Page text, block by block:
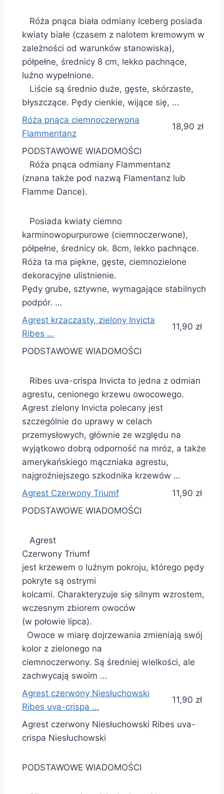
Róża pnąca biała odmiany Iceberg posiada
kwiaty białe (czasem z nalotem kremowym w
zależności od warunków stanowiska),
półpełne, średnicy 8 cm, lekko pachnące,
luźno wypełnione.
Liście są średnio duże, gęste, skórzaste,
błyszczące. Pędy cienkie, wijące się, …
Róża pnąca ciemnoczerwona
Flammentanz
18,90 zł
PODSTAWOWE WIADOMOŚCI
Róża pnąca odmiany Flammentanz
(znana także pod nazwą Flamentanz lub
Flamme Dance).
Posiada kwiaty ciemno
karminowopurpurowe (ciemnoczerwone),
półpełne, średnicy ok. 8cm, lekko pachnące.
Róża ta ma piękne, gęste, ciemnozielone
dekoracyjne ulistnienie.
Pędy grube, sztywne, wymagające stabilnych
podpór. …
Agrest krzaczasty, zielony Invicta
Ribes …
11,90 zł
PODSTAWOWE WIADOMOŚCI
Ribes uva-crispa Invicta to jedna z odmian
agrestu, cenionego krzewu owocowego.
Agrest zielony Invicta polecany jest
szczególnie do uprawy w celach
przemysłowych, głównie ze względu na
wyjątkowo dobrą odporność na mróz, a także
amerykańskiego mączniaka agrestu,
najgroźniejszego szkodnika krzewów …
Agrest Czerwony Triumf
11,90 zł
PODSTAWOWE WIADOMOŚCI
Agrest
Czerwony Triumf
jest krzewem o luźnym pokroju, którego pędy
pokryte są ostrymi
kolcami. Charakteryzuje się silnym wzrostem,
wczesnym zbiorem owoców
(w połowie lipca).
Owoce w miarę dojrzewania zmieniają swój
kolor z zielonego na
ciemnoczerwony. Są średniej wielkości, ale
zachwycają swoim …
Agrest czerwony Niesłuchowski
Ribes uva-crispa …
11,90 zł
Agrest czerwony Niesłuchowski Ribes uva-
crispa Niesłuchowski
PODSTAWOWE WIADOMOŚCI